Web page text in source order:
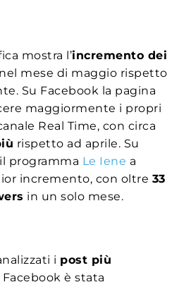
mostra l’incremento dei
nel mese di maggio rispetto
Su Facebook la pagina
maggiormente i propri
Real Time, con circa
rispetto ad aprile. Su
programma Le Iene a
incremento, con oltre 33
in un solo mese.
i post più
Facebook è stata